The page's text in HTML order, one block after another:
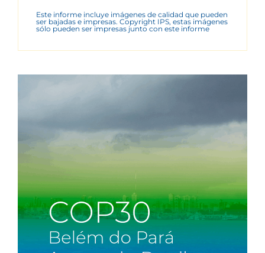
Este informe incluye imágenes de calidad que pueden
ser bajadas e impresas. Copyright IPS, estas imágenes
sólo pueden ser impresas junto con este informe